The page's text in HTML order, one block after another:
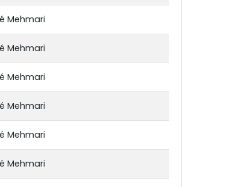
Mehmari
Mehmari
Mehmari
Mehmari
Mehmari
Mehmari